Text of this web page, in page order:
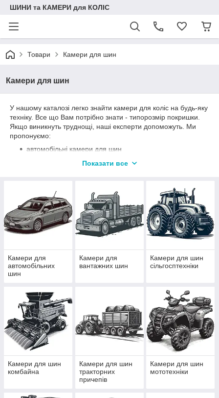
ШИНИ та КАМЕРИ для КОЛІС
Товари Камери для шин
Камери для шин
У нашому каталозі легко знайти камери для коліс на будь-яку
техніку. Все що Вам потрібно знати - типорозмір покришки.
Якщо виникнуть труднощі, наші експерти допоможуть. Ми
пропонуємо:
автомобільні камери для шин
камери для вантажних шин
камери для шин екскаватор-навантажувача
камери на фронтальний навантажувач
мотокамери
Показати все
Камери для
автомобільних
шин
Камери для
вантажних шин
Камери для шин
сільгосптехніки
Камери для шин
комбайна
Камери для шин
тракторних
причепів
Камери для шин
мототехніки